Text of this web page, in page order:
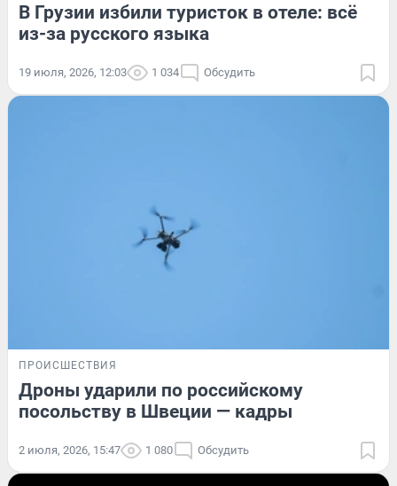
В Грузии избили туристок в отеле: всё
из-за русского языка
19 июля, 2026, 12:03 1 034 Обсудить
ПРОИСШЕСТВИЯ
Дроны ударили по российскому
посольству в Швеции — кадры
2 июля, 2026, 15:47 1 080 Обсудить